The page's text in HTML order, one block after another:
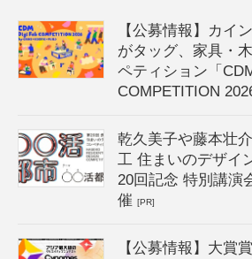
【公募情報】カイ
がタッグ、家具・
ペティション「
COMPETITION
乾久美子や藤本壮
工 住まいのデザイ
20回記念 特別講演
催[PR]
【公募情報】大賞